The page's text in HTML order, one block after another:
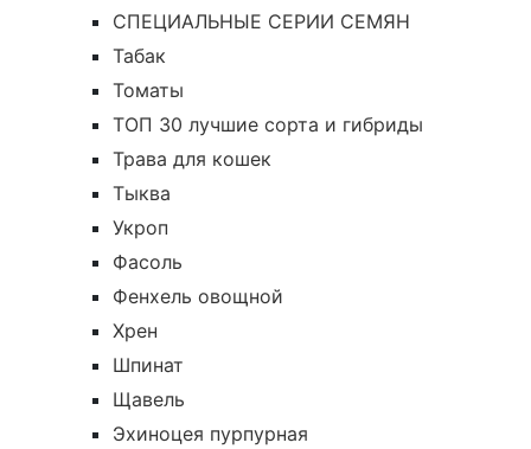
СПЕЦИАЛЬНЫЕ СЕРИИ СЕМЯН
Табак
Томаты
ТОП 30 лучшие сорта и гибриды
Трава для кошек
Тыква
Укроп
Фасоль
Фенхель овощной
Хрен
Шпинат
Щавель
Эхиноцея пурпурная